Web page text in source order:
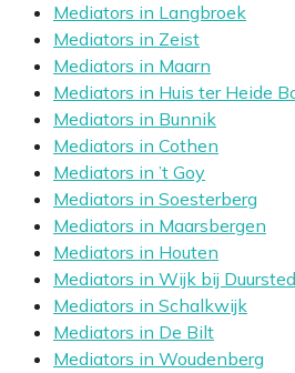
Mediators in Langbroek
Mediators in Zeist
Mediators in Maarn
Mediators in Huis ter Heide
Mediators in Bunnik
Mediators in Cothen
Mediators in ’t Goy
Mediators in Soesterberg
Mediators in Maarsbergen
Mediators in Houten
Mediators in Wijk bij
Mediators in Schalkwijk
Mediators in De Bilt
Mediators in Woudenberg